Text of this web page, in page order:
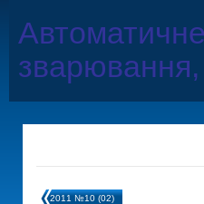
Автоматичне
2011 №10 (02)